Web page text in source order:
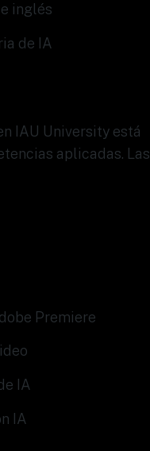
inglés
de IA
IAU University está
aplicadas. Las
Premiere
IA
IA